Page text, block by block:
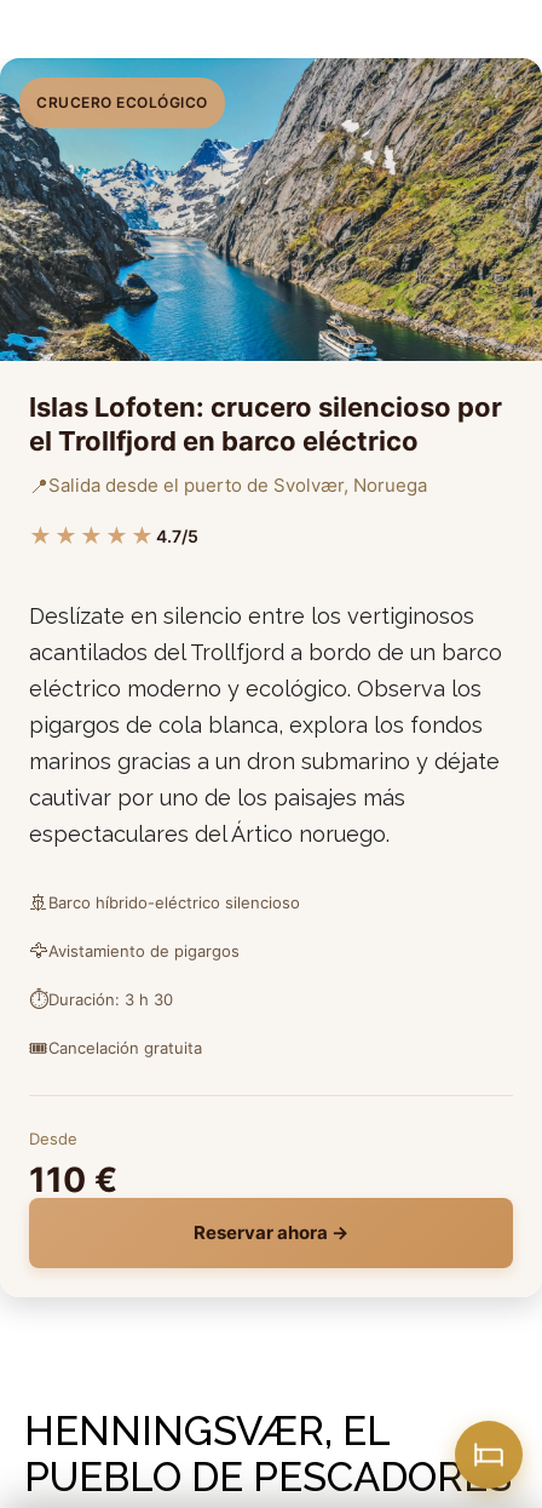
CRUCERO ECOLÓGICO
Islas Lofoten: crucero silencioso por
el Trollfjord en barco eléctrico
📍Salida desde el puerto de Svolvær, Noruega
★★★★★ 4.7/5
Deslízate en silencio entre los vertiginosos
acantilados del Trollfjord a bordo de un barco
eléctrico moderno y ecológico. Observa los
pigargos de cola blanca, explora los fondos
marinos gracias a un dron submarino y déjate
cautivar por uno de los paisajes más
espectaculares del Ártico noruego.
🚢Barco híbrido-eléctrico silencioso
🦅Avistamiento de pigargos
⏱️Duración: 3 h 30
🎟️Cancelación gratuita
Desde
110 €
Reservar ahora →
HENNINGSVÆR, EL
PUEBLO DE PESCADORES